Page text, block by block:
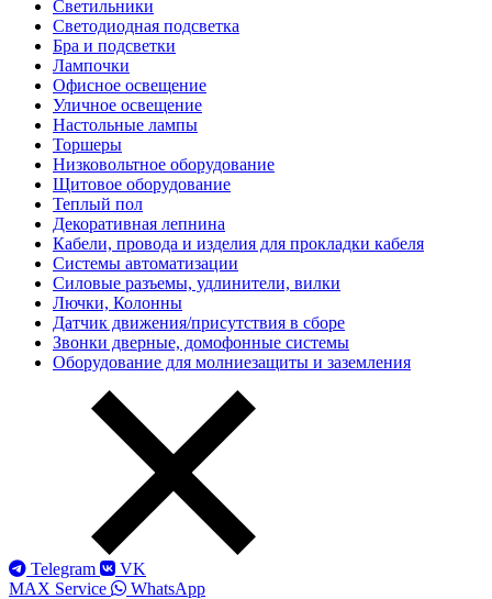
Светильники
Светодиодная подсветка
Бра и подсветки
Лампочки
Офисное освещение
Уличное освещение
Настольные лампы
Торшеры
Низковольтное оборудование
Щитовое оборудование
Теплый пол
Декоративная лепнина
Кабели, провода и изделия для прокладки кабеля
Системы автоматизации
Силовые разъемы, удлинители, вилки
Лючки, Колонны
Датчик движения/присутствия в сборе
Звонки дверные, домофонные системы
Оборудование для молниезащиты и заземления
Telegram
VK
MAX Service
WhatsApp